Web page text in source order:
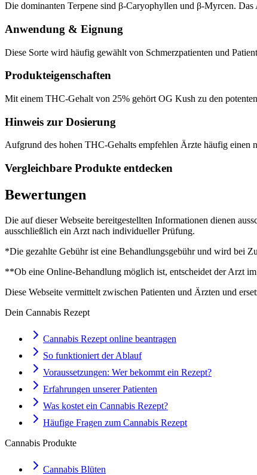
Die dominanten Terpene sind β-Caryophyllen und β-Myrcen.
Anwendung & Eignung
Diese Sorte wird häufig gewählt von Schmerzpatienten und
Produkteigenschaften
Mit einem THC-Gehalt von 25% gehört OG Kush zu den
Hinweis zur Dosierung
Aufgrund des hohen THC-Gehalts empfehlen Ärzte häufig einen
Vergleichbare Produkte entdecken
Bewertungen
Die auf dieser Webseite bereitgestellten Informationen dienen
ausschließlich ein Arzt nach individueller Prüfung.
*Die gezahlte Gebühr ist eine Behandlungsgebühr und wird bei
**Ob eine Online-Behandlung möglich ist, entscheidet der Arzt
Diese Webseite vermittelt zwischen Patienten und Ärzten und
Dein Cannabis Rezept
Cannabis Rezept online beantragen
So funktioniert der Ablauf
Voraussetzungen: Wer bekommt ein Rezept?
Erfahrungen unserer Patienten
Was kostet ein Cannabis Rezept?
Häufige Fragen zum Cannabis Rezept
Cannabis Produkte
Cannabis Blüten